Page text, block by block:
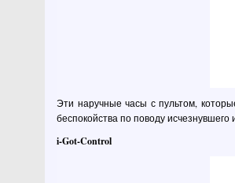
Эти наручные часы с пультом,
беспокойства по поводу
i-Got-Control